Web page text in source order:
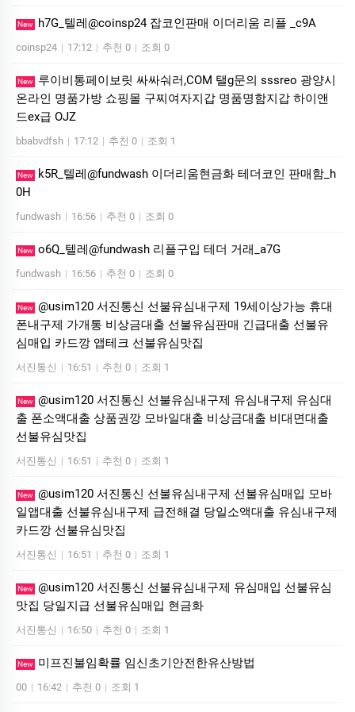
New h7G_텔레@coinsp24 잡코인판매 이더리움 리플 _c9A
coinsp24 | 17:12 | 추천 0 | 조회 0
New
루이비통페이보릿 싸싸숴러,COM 탤g문의 sssreo 광양시
온라인 명품가방 쇼핑몰 구찌여자지갑 명품명함지갑 하이앤
드ex급 OJZ
bbabvdfsh | 17:12 | 추천 0 | 조회 1
New
k5R_텔레@fundwash 이더리움현금화 테더코인 판매함_h
0H
fundwash | 16:56 | 추천 0 | 조회 0
New o6Q_텔레@fundwash 리플구입 테더 거래_a7G
fundwash | 16:56 | 추천 0 | 조회 0
New @usim120 서진통신 선불유심내구제 19세이상가능 휴대
폰내구제 가개통 비상금대출 선불유심판매 긴급대출 선불유
심매입 카드깡 앱테크 선불유심맛집
서진통신 | 16:51 | 추천 0 | 조회 1
New @usim120 서진통신 선불유심내구제 유심내구제 유심대
출 폰소액대출 상품권깡 모바일대출 비상금대출 비대면대출
선불유심맛집
서진통신 | 16:51 | 추천 0 | 조회 1
New @usim120 서진통신 선불유심내구제 선불유심매입 모바
일앱대출 선불유심내구제 급전해결 당일소액대출 유심내구제
카드깡 선불유심맛집
서진통신 | 16:51 | 추천 0 | 조회 1
New @usim120 서진통신 선불유심내구제 유심매입 선불유심
맛집 당일지급 선불유심매입 현금화
서진통신 | 16:50 | 추천 0 | 조회 1
New 미프진불임확률 임신초기안전한유산방법
00 | 16:42 | 추천 0 | 조회 1